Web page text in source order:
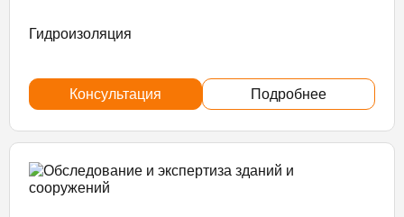
Гидроизоляция
Консультация Подробнее